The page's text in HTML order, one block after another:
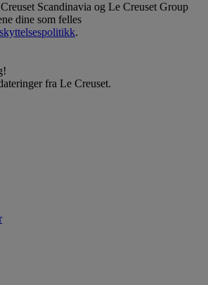
Scandinavia og Le Creuset Group
dine som felles
.
fra Le Creuset.